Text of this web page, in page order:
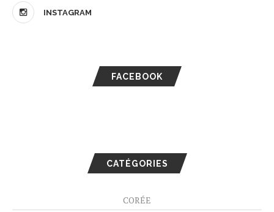
INSTAGRAM
FACEBOOK
CATÉGORIES
CORÉE